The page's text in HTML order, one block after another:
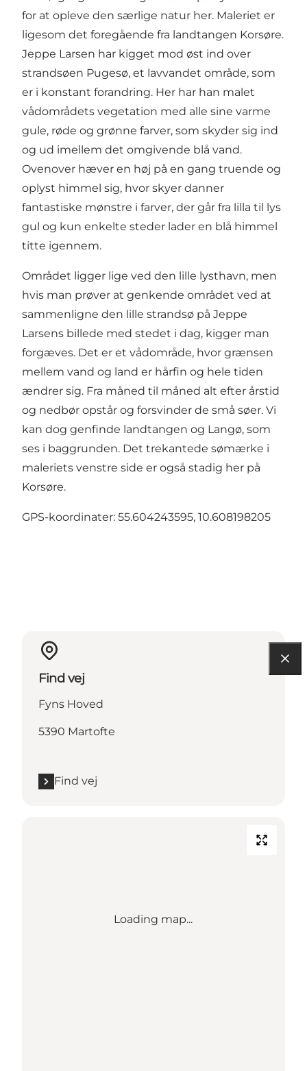
for at opleve den særlige natur her. Maleriet er
ligesom det foregående fra landtangen Korsøre.
Jeppe Larsen har kigget mod øst ind over
strandsøen Pugesø, et lavvandet område, som
er i konstant forandring. Her har han malet
vådområdets vegetation med alle sine varme
gule, røde og grønne farver, som skyder sig ind
og ud imellem det omgivende blå vand.
Ovenover hæver en høj på en gang truende og
oplyst himmel sig, hvor skyer danner
fantastiske mønstre i farver, der går fra lilla til lys
gul og kun enkelte steder lader en blå himmel
titte igennem.
Området ligger lige ved den lille lysthavn, men
hvis man prøver at genkende området ved at
sammenligne den lille strandsø på Jeppe
Larsens billede med stedet i dag, kigger man
forgæves. Det er et vådområde, hvor grænsen
mellem vand og land er hårfin og hele tiden
ændrer sig. Fra måned til måned alt efter årstid
og nedbør opstår og forsvinder de små søer. Vi
kan dog genfinde landtangen og Langø, som
ses i baggrunden. Det trekantede sømærke i
maleriets venstre side er også stadig her på
Korsøre.
GPS-koordinater: 55.604243595, 10.608198205
Find vej
Fyns Hoved
5390 Martofte
Find vej
Loading map...